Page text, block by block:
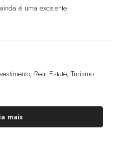
é uma excelente
, Real Estate, Turismo
mais